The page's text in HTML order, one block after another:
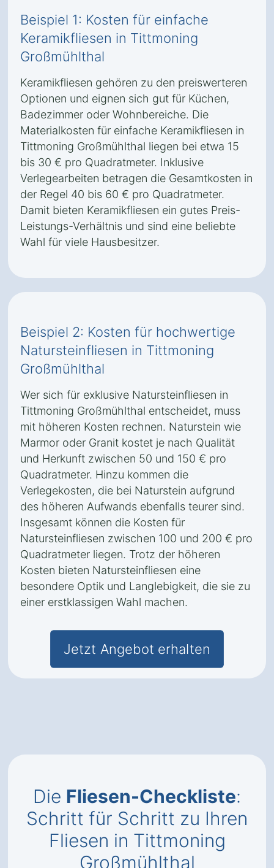
Beispiel 1: Kosten für einfache
Keramikfliesen in Tittmoning
Großmühlthal
Keramikfliesen gehören zu den preiswerteren
Optionen und eignen sich gut für Küchen,
Badezimmer oder Wohnbereiche. Die
Materialkosten für einfache Keramikfliesen in
Tittmoning Großmühlthal liegen bei etwa 15
bis 30 € pro Quadratmeter. Inklusive
Verlegearbeiten betragen die Gesamtkosten in
der Regel 40 bis 60 € pro Quadratmeter.
Damit bieten Keramikfliesen ein gutes Preis-
Leistungs-Verhältnis und sind eine beliebte
Wahl für viele Hausbesitzer.
Beispiel 2: Kosten für hochwertige
Natursteinfliesen in Tittmoning
Großmühlthal
Wer sich für exklusive Natursteinfliesen in
Tittmoning Großmühlthal entscheidet, muss
mit höheren Kosten rechnen. Naturstein wie
Marmor oder Granit kostet je nach Qualität
und Herkunft zwischen 50 und 150 € pro
Quadratmeter. Hinzu kommen die
Verlegekosten, die bei Naturstein aufgrund
des höheren Aufwands ebenfalls teurer sind.
Insgesamt können die Kosten für
Natursteinfliesen zwischen 100 und 200 € pro
Quadratmeter liegen. Trotz der höheren
Kosten bieten Natursteinfliesen eine
besondere Optik und Langlebigkeit, die sie zu
einer erstklassigen Wahl machen.
Jetzt Angebot erhalten
Die Fliesen-Checkliste:
Schritt für Schritt zu Ihren
Fliesen in Tittmoning
Großmühlthal